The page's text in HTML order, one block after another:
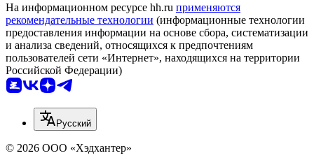
На информационном ресурсе hh.ru применяются
рекомендательные технологии (информационные технологии
предоставления информации на основе сбора, систематизации
и анализа сведений, относящихся к предпочтениям
пользователей сети «Интернет», находящихся на территории
Российской Федерации)
Русский
© 2026 ООО «Хэдхантер»